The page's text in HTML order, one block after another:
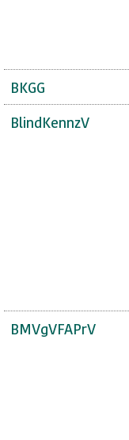
BKGG
BlindKennzV
BMVgVFAPrV